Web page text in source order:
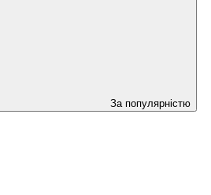
За популярністю